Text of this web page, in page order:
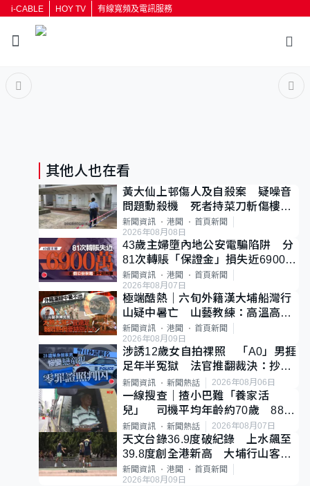
i-CABLE HOY TV 有線寬頻及電訊服務
其他人也在看
黃大仙上邨傷人及自殺案 疑噪音
問題動殺機 死者持菜刀斬傷樓上
鄰居後墮斃
新聞資訊 港聞
首頁新聞
2026年08月08日
43歲主婦墮內地公安電騙陷阱 分
81次轉賬「保證金」損失近6900萬
元
新聞資訊 港聞
首頁新聞
2026年08月07日
極端酷熱｜六旬外籍漢大埔船灣行
山疑中暑亡 山藝教練：高溫高濕
度不宜遠足
新聞資訊 港聞
首頁新聞
2026年08月09日
涉誘12歲女自拍祼照 「A0」男捱
足年半冤獄 法官推翻裁決：抄錯
標點
新聞資訊 新聞熱話 2026年08月06日
一線搜查｜揸小巴難「養家活
兒」 司機平均年齡約70歲 88歲
黃伯：希望一直揸落去
新聞資訊 新聞熱話 2026年08月07日
天文台錄36.9度破紀錄 上水飆至
39.8度創全港新高 大埔行山客中
暑不治
新聞資訊 港聞
首頁新聞
2026年08月09日